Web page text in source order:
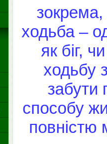
ходьба –
як біг,
ходьбу
забути
способу
повністю